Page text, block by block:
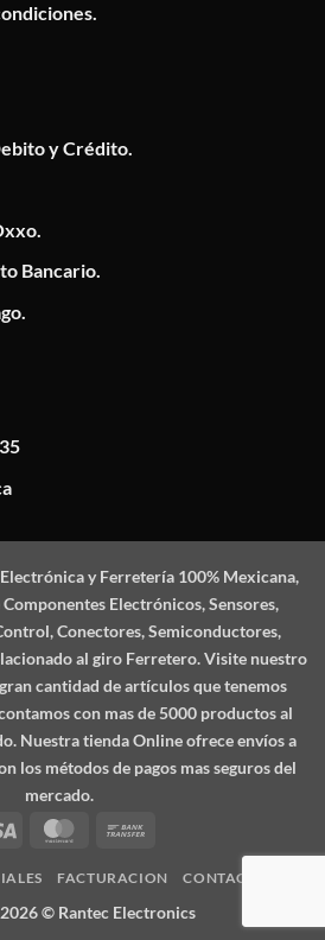
y Crédito.
Bancario.
y Ferretería 100% Mexicana,
Electrónicos, Sensores,
Conectores, Semiconductores,
al giro Ferretero. Visite nuestro
cantidad de artículos que tenemos
con mas de 5000 productos al
Nuestra tienda Online ofrece envíos a
los métodos de pagos mas seguros del
mercado.
Visa
MasterCard
FACTURACION CONTACTO
© Rantec Electronics